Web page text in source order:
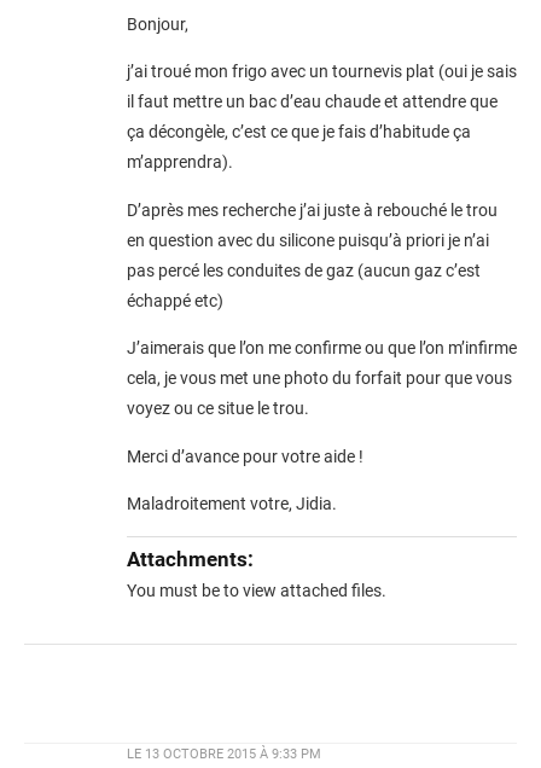
Bonjour,
j’ai troué mon frigo avec un tournevis plat (oui je sais
il faut mettre un bac d’eau chaude et attendre que
ça décongèle, c’est ce que je fais d’habitude ça
m’apprendra).
D’après mes recherche j’ai juste à rebouché le trou
en question avec du silicone puisqu’à priori je n’ai
pas percé les conduites de gaz (aucun gaz c’est
échappé etc)
J’aimerais que l’on me confirme ou que l’on m’infirme
cela, je vous met une photo du forfait pour que vous
voyez ou ce situe le trou.
Merci d’avance pour votre aide !
Maladroitement votre, Jidia.
Attachments:
You must beto view attached files.
LE 13 OCTOBRE 2015 À 9:33 PM